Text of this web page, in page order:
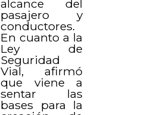
alcance del
pasajero y
conductores.
En cuanto a la
Ley de
Seguridad
Vial, afirmó
que viene a
sentar las
bases para la